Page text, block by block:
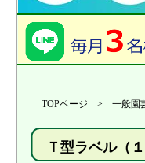
TOPページ > 一般園
Ｔ型ラベル（